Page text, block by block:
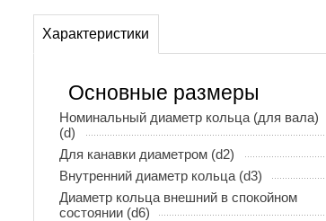
Характеристики
Основные размеры
Номинальный диаметр кольца (для вала)
(d)
Для канавки диаметром (d2)
Внутренний диаметр кольца (d3)
Диаметр кольца внешний в спокойном
состоянии (d6)